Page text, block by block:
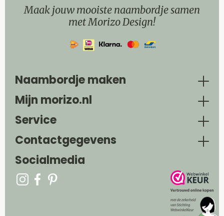
Maak jouw mooiste naambordje samen
met Morizo Design!
Naambordje maken
Mijn morizo.nl
Service
Contactgegevens
Socialmedia